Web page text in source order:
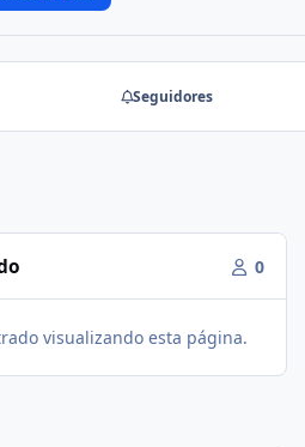
Seguidores
0
visualizando esta página.